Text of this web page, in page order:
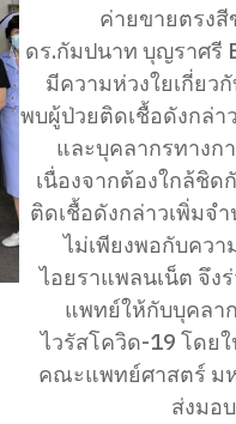
ค่ายขายตรงสี
ดร.กัมปนาท บุญราศรี
มีความห่วงใยเกี่ยว
พบผู้ป่วยติดเชื้อดังกล่า
และบุคลากรทางก
เนื่องจากต้องใกล้ชิ
ติดเชื้อดังกล่าวเพิ่ม
ไม่เพียงพอกับความต้องการ ดังนั้นคณะ
ไอยราแพลนเน็ต จึง
แพทย์ให้กับบุคลา
ไวรัสโควิด-19 โดย
คณะแพทย์ศาสตร์ ม
ส่งมอ